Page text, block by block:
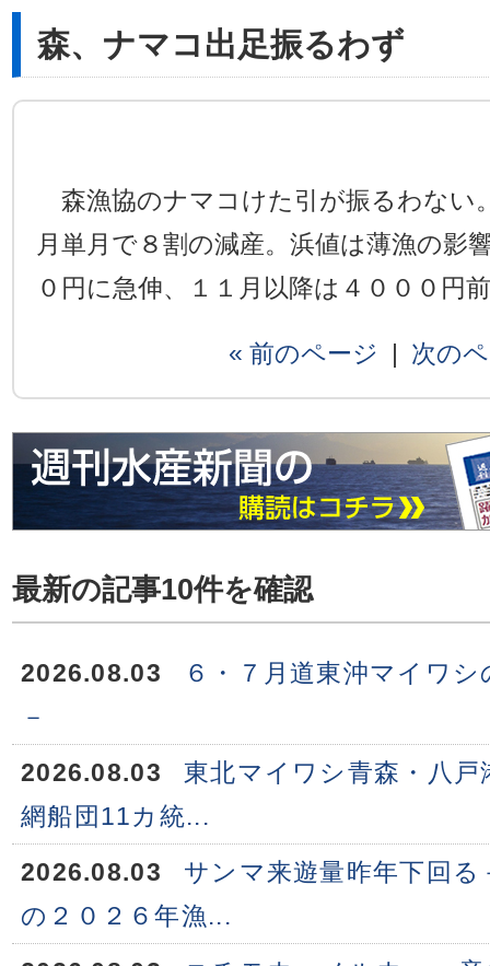
森、ナマコ出足振るわず
森漁協のナマコけた引が振るわない
月単月で８割の減産。浜値は薄漁の影
０円に急伸、１１月以降は４０００円
« 前のページ | 次の
最新の記事10件を確認
2026.08.03
６・７月道東沖マイワ
－
2026.08.03
東北マイワシ青森・八
網船団11カ統...
2026.08.03
サンマ来遊量昨年下回
の２０２６年漁...